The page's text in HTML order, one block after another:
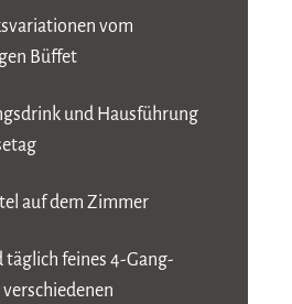
vom
Büffet
und Hausführung
auf dem Zimmer
täglich feines 4-Gang-